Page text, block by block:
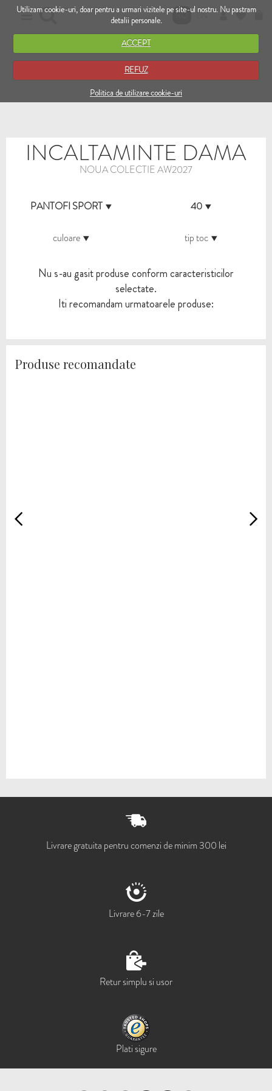
Utilizam cookie-uri, doar pentru a urmari vizitele pe site-ul nostru. Nu pastram
detalii personale.
ACCEPT
REFUZ
Politica de utilizare cookie-uri
RO EN
INCALTAMINTE DAMA
NOUA COLECTIE AW2027
PANTOFI SPORT 40
culoare tip toc
Nu s-au gasit produse conform caracteristicilor
selectate.
Iti recomandam urmatoarele produse:
Produse recomandate
Livrare gratuita pentru comenzi de minim 300 lei
Livrare 6-7 zile
Retur simplu si usor
Plati sigure